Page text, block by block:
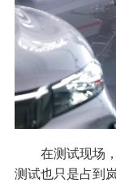
在测试现场，
测试也只是占到